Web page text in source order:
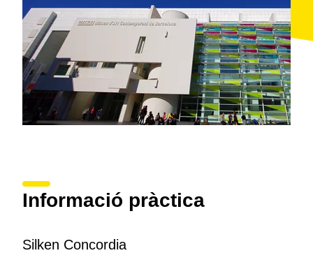
Informació pràctica
Silken Concordia